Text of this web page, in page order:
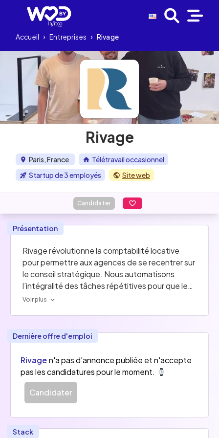
Accueil › Entreprises › Rivage
Rivage
Paris, France
Télétravail occasionnel
Startup de 3 employés
Site web
Candidater
Présentation
Rivage révolutionne la comptabilité locative
pour permettre aux agences de se recentrer sur
le conseil stratégique. Nous automatisons
l’intégralité des tâches répétitives pour que les
comptables jouent pleinement leur rôle
Aujourd’hui, la majorité des agences se heurtent
à des outils manuels et fermés : jusqu’à 80 % du
temps comptable est gaspillé sur des
opérations à faible valeur ajoutée. Retards de
paiement, erreurs de rapprochement et
migrations complexes freinent la rentabilité et
limitent la croissance.
Notre plateforme SaaS IA-native combine un
Voir plus
Dernière offre d'emploi
Rivage n'a pas d'annonce publiée et n'accepte
pas les candidatures pour le moment.
Candidater
Stack